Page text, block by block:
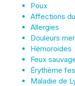
Poux
Affections
Allergies
Douleurs
Hémoroides
Feux
Érythème
Maladie de